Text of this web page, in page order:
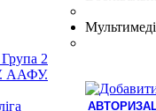
2
ААФУ.